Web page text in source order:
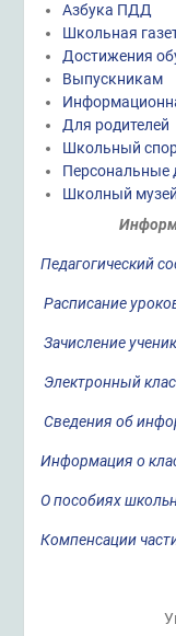
Азбука ПДД
Школьная
Достижения
Выпускникам
Для родителей
Школьный
Персональные
Школный музей
Педагогический
Расписание
Зачисление
Электронный
Сведения об
Информация о
О пособиях
Компенсации